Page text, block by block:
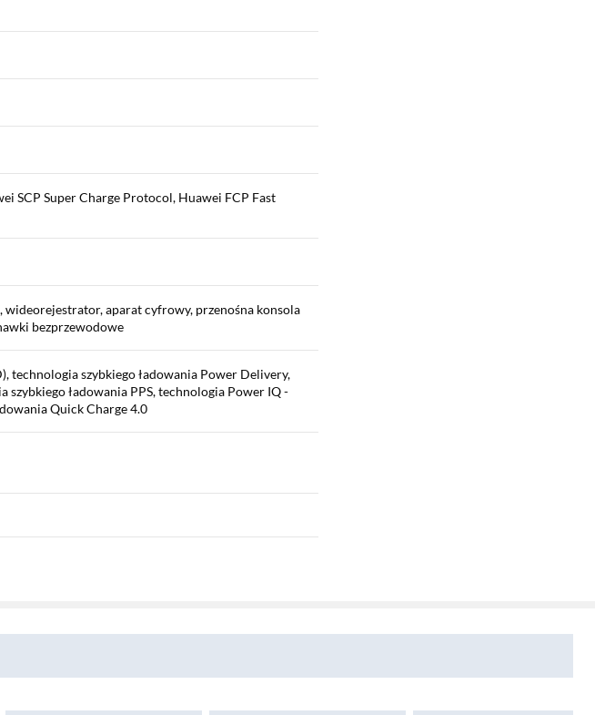
SCP Super Charge Protocol, Huawei FCP Fast
aparat cyfrowy, przenośna konsola
bezprzewodowe
technologia szybkiego ładowania Power Delivery,
szybkiego ładowania PPS, technologia Power IQ -
Quick Charge 4.0